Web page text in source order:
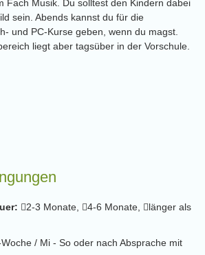
Fach Musik. Du solltest den Kindern dabei
sein. Abends kannst du für die
und PC-Kurse geben, wenn du magst.
liegt aber tagsüber in der Vorschule.
2-3 Monate, 4-6 Monate,
länger als
/ Mi - So oder nach Absprache mit